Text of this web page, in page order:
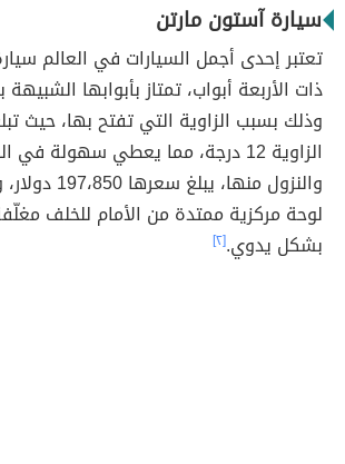
سيارة آستون مارتن
تعتبر إحدى أجمل السيارات في العالم
ذات الأربعة أبواب، تمتاز بأبوابها الشبيهة
وذلك بسبب الزاوية التي تفتح بها، حيث
الزاوية 12 درجة، مما يعطي سهولة
والنزول منها،
لوحة مركزية ممتدة من الأمام للخلف
بشكل يدوي.[٢]